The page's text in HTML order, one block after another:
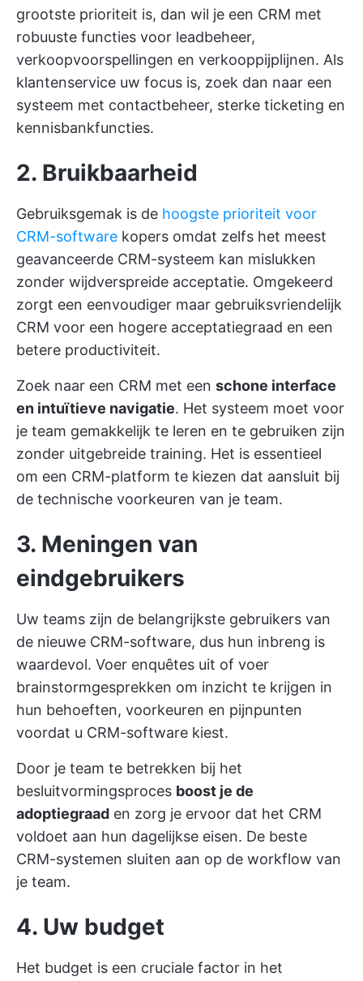
grootste prioriteit is, dan wil je een CRM met
robuuste functies voor leadbeheer,
verkoopvoorspellingen en verkooppijplijnen. Als
klantenservice uw focus is, zoek dan naar een
systeem met contactbeheer, sterke ticketing en
kennisbankfuncties.
2. Bruikbaarheid
Gebruiksgemak is de hoogste prioriteit voor
CRM-software kopers omdat zelfs het meest
geavanceerde CRM-systeem kan mislukken
zonder wijdverspreide acceptatie. Omgekeerd
zorgt een eenvoudiger maar gebruiksvriendelijk
CRM voor een hogere acceptatiegraad en een
betere productiviteit.
Zoek naar een CRM met een schone interface
en intuïtieve navigatie. Het systeem moet voor
je team gemakkelijk te leren en te gebruiken zijn
zonder uitgebreide training. Het is essentieel
om een CRM-platform te kiezen dat aansluit bij
de technische voorkeuren van je team.
3. Meningen van
eindgebruikers
Uw teams zijn de belangrijkste gebruikers van
de nieuwe CRM-software, dus hun inbreng is
waardevol. Voer enquêtes uit of voer
brainstormgesprekken om inzicht te krijgen in
hun behoeften, voorkeuren en pijnpunten
voordat u CRM-software kiest.
Door je team te betrekken bij het
besluitvormingsproces boost je de
adoptiegraad en zorg je ervoor dat het CRM
voldoet aan hun dagelijkse eisen. De beste
CRM-systemen sluiten aan op de workflow van
je team.
4. Uw budget
Het budget is een cruciale factor in het